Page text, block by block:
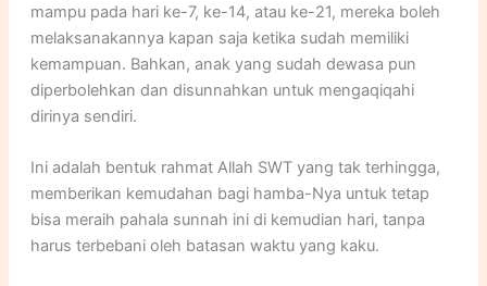
mampu pada hari ke-7, ke-14, atau ke-21, mereka boleh
melaksanakannya kapan saja ketika sudah memiliki
kemampuan. Bahkan, anak yang sudah dewasa pun
diperbolehkan dan disunnahkan untuk mengaqiqahi
dirinya sendiri.
Ini adalah bentuk rahmat Allah SWT yang tak terhingga,
memberikan kemudahan bagi hamba-Nya untuk tetap
bisa meraih pahala sunnah ini di kemudian hari, tanpa
harus terbebani oleh batasan waktu yang kaku.